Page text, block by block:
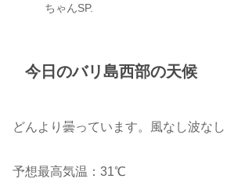
ちゃんSP.
今日のバリ島西部の天候
どんより曇っています。風なし波なし
予想最高気温：31℃